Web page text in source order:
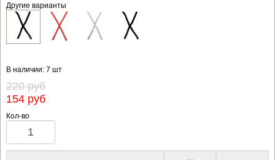
Другие варианты
В наличии: 7 шт
220 руб
154 руб
Кол-во